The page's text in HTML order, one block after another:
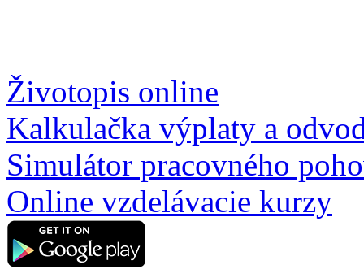
Životopis online
Kalkulačka výplaty a
Simulátor pracovného
Online vzdelávacie kurzy